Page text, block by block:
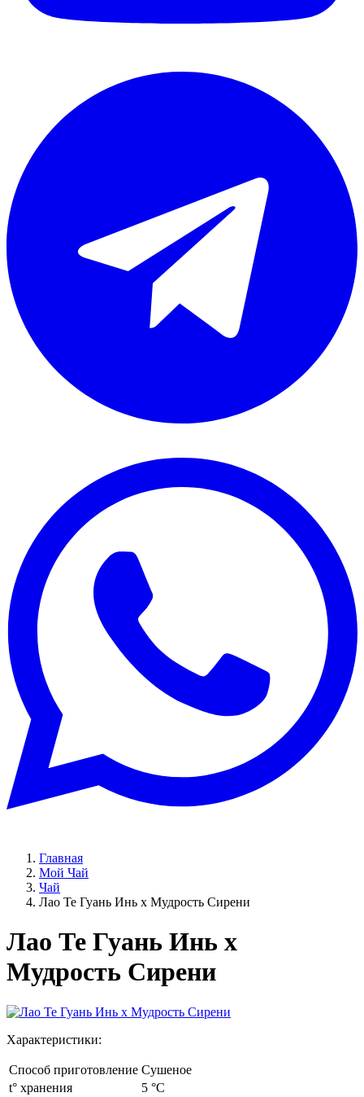
Главная
Мой Чай
Чай
Лао Те Гуань Инь х Мудрость Сирени
Лао Те Гуань Инь х
Мудрость Сирени
Характеристики:
Способ приготовление Сушеное
t° хранения
5 °C